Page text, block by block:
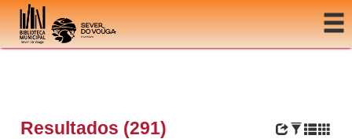
Ir para o conteúdo
Resultados (291)